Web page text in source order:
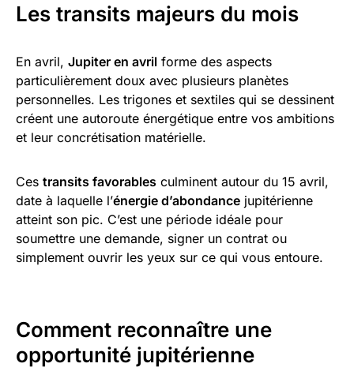
Les transits majeurs du mois
En avril, Jupiter en avril forme des aspects
particulièrement doux avec plusieurs planètes
personnelles. Les trigones et sextiles qui se dessinent
créent une autoroute énergétique entre vos ambitions
et leur concrétisation matérielle.
Ces transits favorables culminent autour du 15 avril,
date à laquelle l’énergie d’abondance jupitérienne
atteint son pic. C’est une période idéale pour
soumettre une demande, signer un contrat ou
simplement ouvrir les yeux sur ce qui vous entoure.
Comment reconnaître une
opportunité jupitérienne